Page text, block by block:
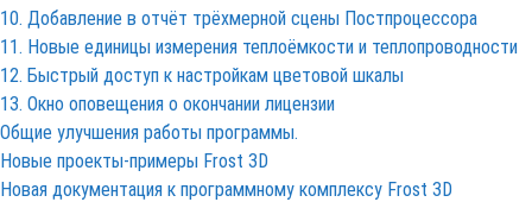
10. Добавление в отчёт трёхмерной сцены Постпроцессора
11. Новые единицы измерения теплоёмкости и теплопроводности
12. Быстрый доступ к настройкам цветовой шкалы
13. Окно оповещения о окончании лицензии
Общие улучшения работы программы.
Новые проекты-примеры Frost 3D
Новая документация к программному комплексу Frost 3D